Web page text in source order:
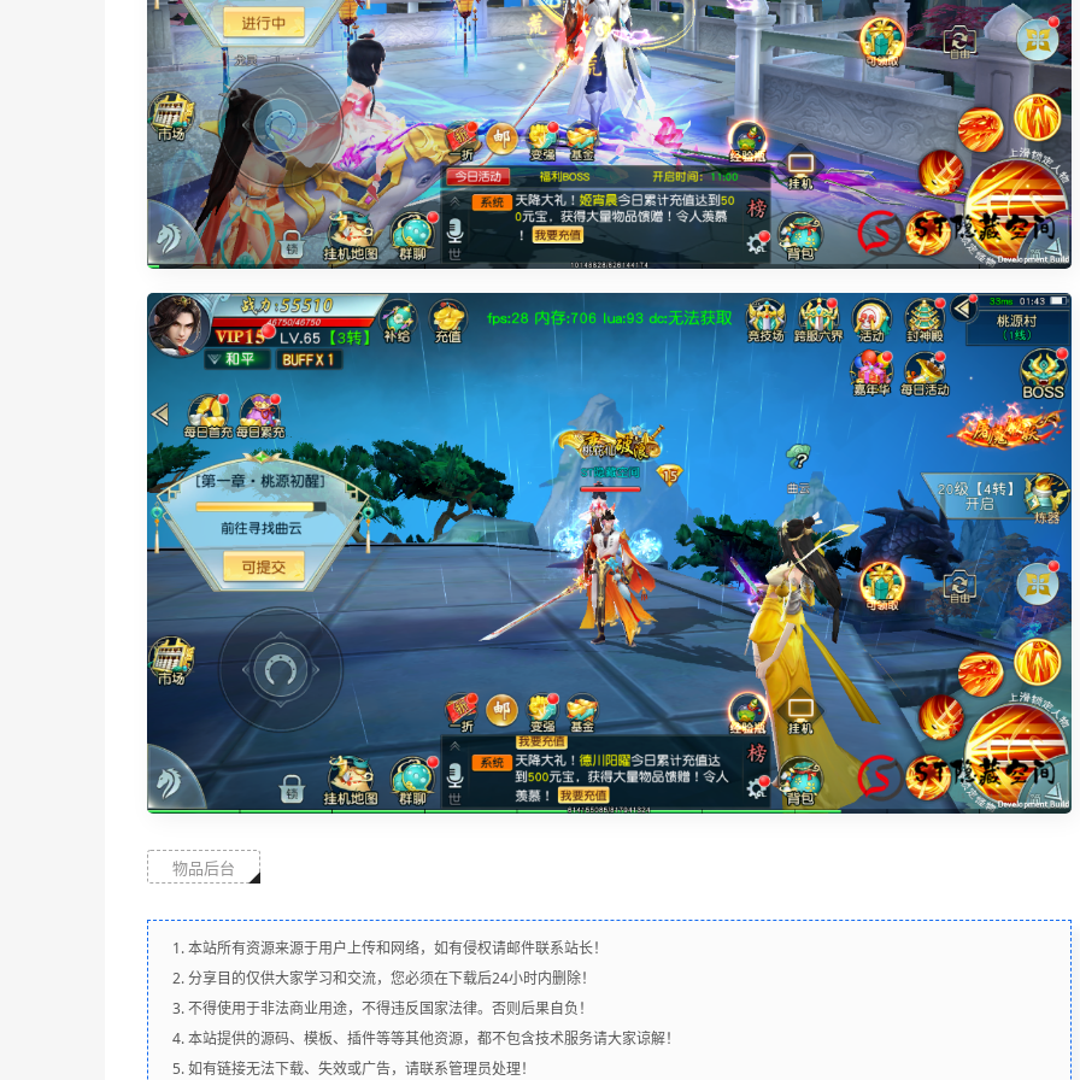
物品后台
1. 本站所有资源来源于用户上传和网络，如有侵权请邮件联系站长！
2. 分享目的仅供大家学习和交流，您必须在下载后24小时内删除！
3. 不得使用于非法商业用途，不得违反国家法律。否则后果自负！
4. 本站提供的源码、模板、插件等等其他资源，都不包含技术服务请大家谅解！
5. 如有链接无法下载、失效或广告，请联系管理员处理！